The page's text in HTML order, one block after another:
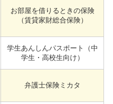
お部屋を借りるときの保険
（賃貸家財総合保険）
学生あんしんパスポート（中
学生・高校生向け）
弁護士保険ミカタ